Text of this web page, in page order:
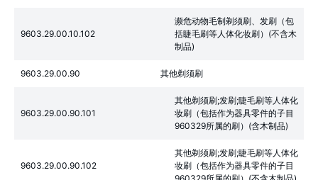
9603.29.00.10.102
濒危动物毛制剃须刷、发刷（包
括睫毛刷等人体化妆刷）(不含木
制品)
9603.29.00.90 其他剃须刷
9603.29.00.90.101
其他剃须刷;发刷;睫毛刷等人体化
妆刷（包括作为器具零件的子目
960329所属的刷）(含木制品)
9603.29.00.90.102
其他剃须刷;发刷;睫毛刷等人体化
妆刷（包括作为器具零件的子目